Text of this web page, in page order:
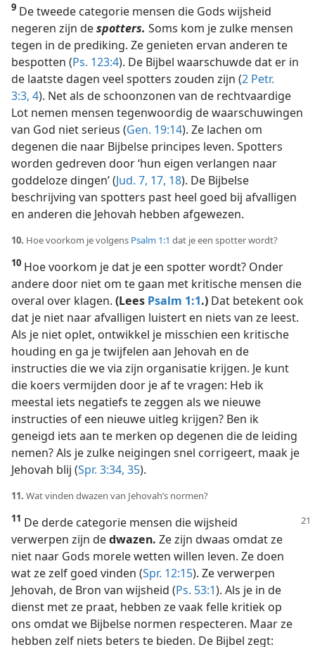
9 De tweede categorie mensen die Gods wijsheid
negeren zijn despotters. Soms kom je zulke mensen
tegen in de prediking. Ze genieten ervan anderen te
bespotten (Ps. 123:4). De Bijbel waarschuwde dat er in
de laatste dagen veel spotters zouden zijn (2 Petr.
3:3, 4). Net als de schoonzonen van de rechtvaardige
Lot nemen mensen tegenwoordig de waarschuwingen
van God niet serieus (Gen. 19:14). Ze lachen om
degenen die naar Bijbelse principes leven. Spotters
worden gedreven door ‘hun eigen verlangen naar
goddeloze dingen’ (Jud. 7, 17, 18). De Bijbelse
beschrijving van spotters past heel goed bij afvalligen
en anderen die Jehovah hebben afgewezen.
10. Hoe voorkom je volgens Psalm 1:1 dat je een spotter wordt?
10 Hoe voorkom je dat je een spotter wordt? Onder
andere door niet om te gaan met kritische mensen die
overal over klagen. (Lees Psalm 1:1.) Dat betekent ook
dat je niet naar afvalligen luistert en niets van ze leest.
Als je niet oplet, ontwikkel je misschien een kritische
houding en ga je twijfelen aan Jehovah en de
instructies die we via zijn organisatie krijgen. Je kunt
die koers vermijden door je af te vragen: Heb ik
meestal iets negatiefs te zeggen als we nieuwe
instructies of een nieuwe uitleg krijgen? Ben ik
geneigd iets aan te merken op degenen die de leiding
nemen? Als je zulke neigingen snel corrigeert, maak je
Jehovah blij (Spr. 3:34, 35).
11. Wat vinden dwazen van Jehovah’s normen?
11 De derde categorie mensen die wijsheid
verwerpen zijn dedwazen. Ze zijn dwaas omdat ze
niet naar Gods morele wetten willen leven. Ze doen
wat ze zelf goed vinden (Spr. 12:15). Ze verwerpen
Jehovah, de Bron van wijsheid (Ps. 53:1). Als je in de
dienst met ze praat, hebben ze vaak felle kritiek op
ons omdat we Bijbelse normen respecteren. Maar ze
hebben zelf niets beters te bieden. De Bijbel zegt: